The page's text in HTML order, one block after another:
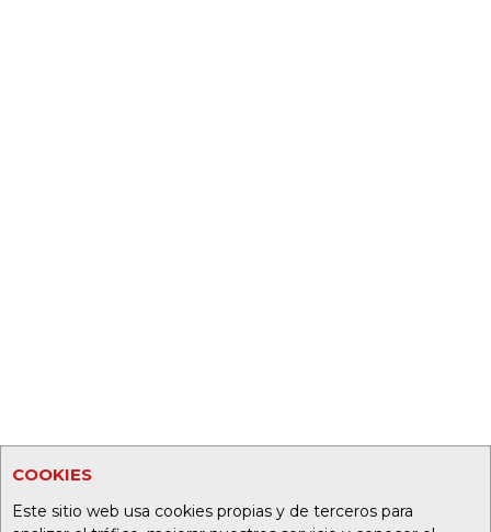
COOKIES
Este sitio web usa cookies propias y de terceros para